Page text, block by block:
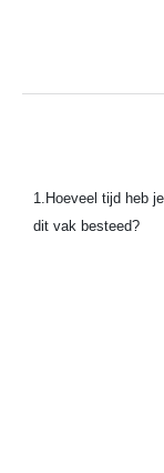
1.Hoeveel tijd heb
dit vak besteed?